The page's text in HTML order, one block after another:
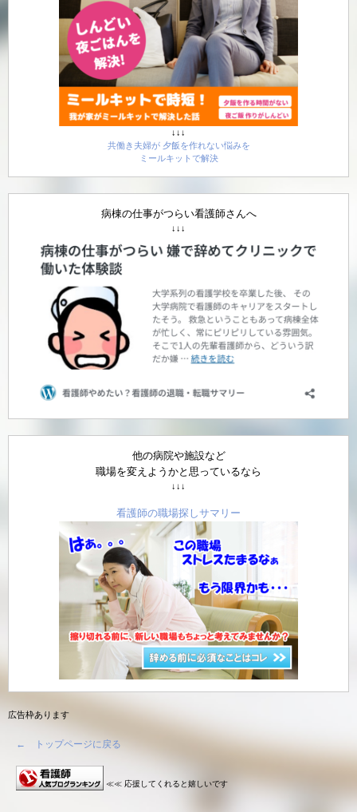
↓↓↓
共働き夫婦が 夕飯を作れない悩みを
ミールキットで解決
病棟の仕事がつらい看護師さんへ
↓↓↓
他の病院や施設など
職場を変えようかと思っているなら
↓↓↓
看護師の職場探しサマリー
広告枠あります
← トップページに戻る
≪≪ 応援してくれると嬉しいです